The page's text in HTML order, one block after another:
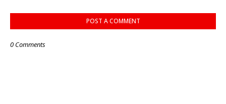
POST A COMMENT
0 Comments